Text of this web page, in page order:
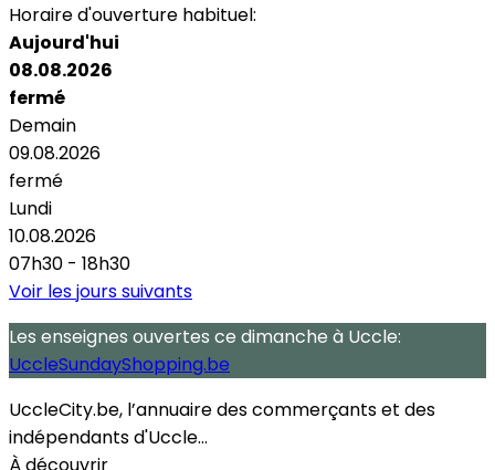
Horaire d'ouverture habituel:
Aujourd'hui
08.08.2026
fermé
Demain
09.08.2026
fermé
Lundi
10.08.2026
07h30 - 18h30
Voir les jours suivants
Les enseignes ouvertes ce dimanche à Uccle:
UccleSundayShopping.be
UccleCity.be, l’annuaire des commerçants et des
indépendants d'Uccle...
À découvrir